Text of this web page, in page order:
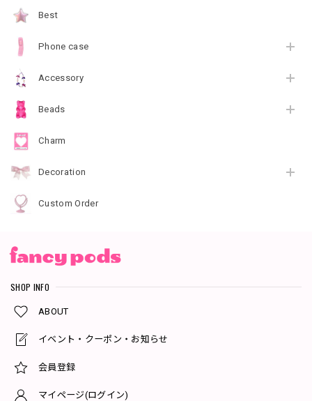
Best
Phone case
Accessory
Beads
Charm
Decoration
Custom Order
SHOP INFO
ABOUT
イベント・クーポン・お知らせ
会員登録
マイページ(ログイン)